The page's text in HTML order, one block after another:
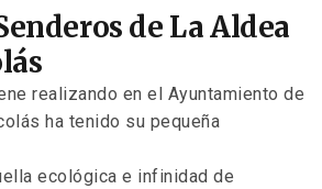
de La Aldea
realizando en el Ayuntamiento de
ha tenido su pequeña
ecológica e infinidad de